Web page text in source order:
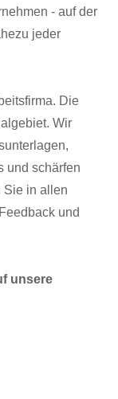
- auf der
jeder
Die
Wir
und schärfen
Sie in allen
und
unsere